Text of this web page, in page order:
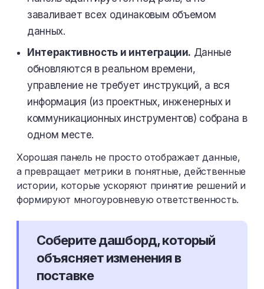
заваливает всех одинаковым объемом
данных.
Интерактивность и интеграции. Данные
обновляются в реальном времени,
управление не требует инструкций, а вся
информация (из проектных, инженерных и
коммуникационных инструментов) собрана в
одном месте.
Хорошая панель не просто отображает данные,
а превращает метрики в понятные, действенные
истории, которые ускоряют принятие решений и
формируют многоуровневую ответственность.
Соберите дашборд, который
объясняет изменения в
поставке